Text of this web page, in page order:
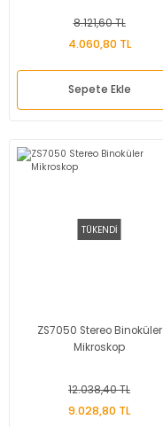
8.121,60 TL
4.060,80 TL
Sepete Ekle
TÜKENDİ
ZS7050 Stereo Binoküler
Mikroskop
12.038,40 TL
9.028,80 TL